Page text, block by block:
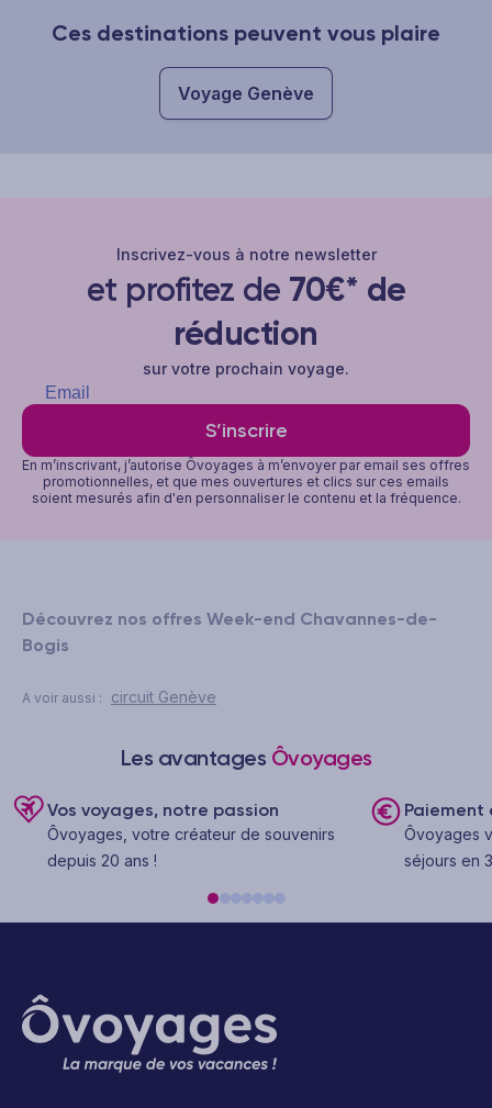
Ces destinations peuvent vous plaire
Voyage Genève
Inscrivez-vous à notre newsletter
et profitez de 70€* de
réduction
sur votre prochain voyage.
S’inscrire
En m’inscrivant, j’autorise Ôvoyages à m’envoyer par email ses offres
promotionnelles, et que mes ouvertures et clics sur ces emails
soient mesurés afin d'en personnaliser le contenu et la fréquence.
Découvrez nos offres Week-end Chavannes-de-
Bogis
A voir aussi : circuit Genève
Les avantages Ôvoyages
Vos voyages, notre passion
Ôvoyages, votre créateur de souvenirs
depuis 20 ans !
Paiement
Ôvoyages
séjours en